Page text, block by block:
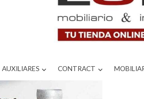
AUXILIARES CONTRACT